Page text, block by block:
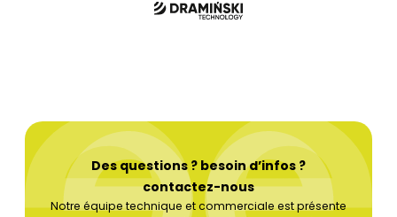
Des questions ? besoin d’infos ?
contactez-nous
Notre équipe technique et commerciale est présente